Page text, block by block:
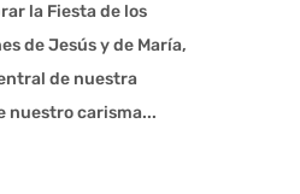
la Fiesta de los
de Jesús y de María,
de nuestra
nuestro carisma...